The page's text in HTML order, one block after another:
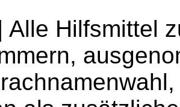
Alle Hilfsmittel